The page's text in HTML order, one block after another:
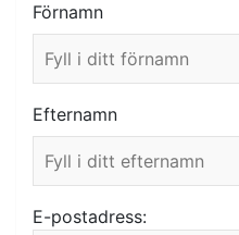
Förnamn
Efternamn
E-postadress: